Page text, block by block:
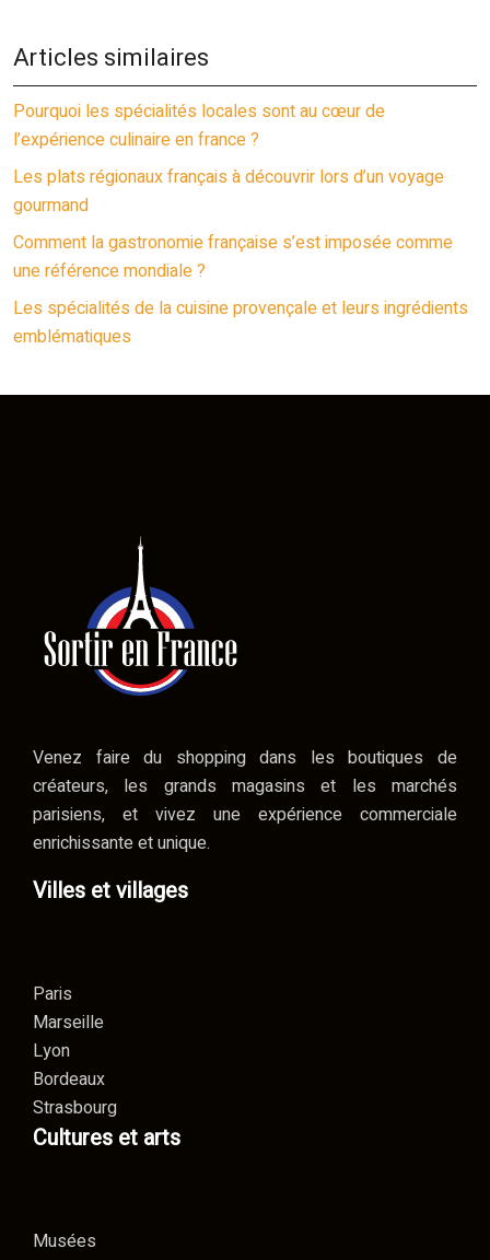
Articles similaires
Pourquoi les spécialités locales sont au cœur de
l’expérience culinaire en france ?
Les plats régionaux français à découvrir lors d’un voyage
gourmand
Comment la gastronomie française s’est imposée comme
une référence mondiale ?
Les spécialités de la cuisine provençale et leurs ingrédients
emblématiques
Venez faire du shopping dans les boutiques de
créateurs, les grands magasins et les marchés
parisiens, et vivez une expérience commerciale
enrichissante et unique.
Villes et villages
Paris
Marseille
Lyon
Bordeaux
Strasbourg
Cultures et arts
Musées